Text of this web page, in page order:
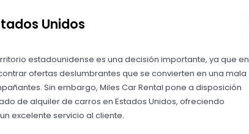
Unidos
estadounidense es una decisión importante, ya que en
ofertas deslumbrantes que se convierten en una mala
Sin embargo, Miles Car Rental pone a disposición
de alquiler de carros en Estados Unidos, ofreciendo
excelente servicio al cliente.